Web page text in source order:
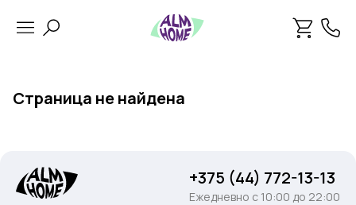
Страница не найдена
+375 (44) 772-13-13
Ежедневно c 10:00 до 22:00